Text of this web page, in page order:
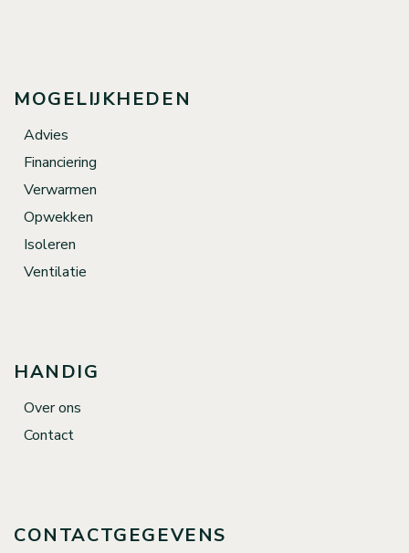
MOGELIJKHEDEN
Advies
Financiering
Verwarmen
Opwekken
Isoleren
Ventilatie
HANDIG
Over ons
Contact
CONTACTGEGEVENS